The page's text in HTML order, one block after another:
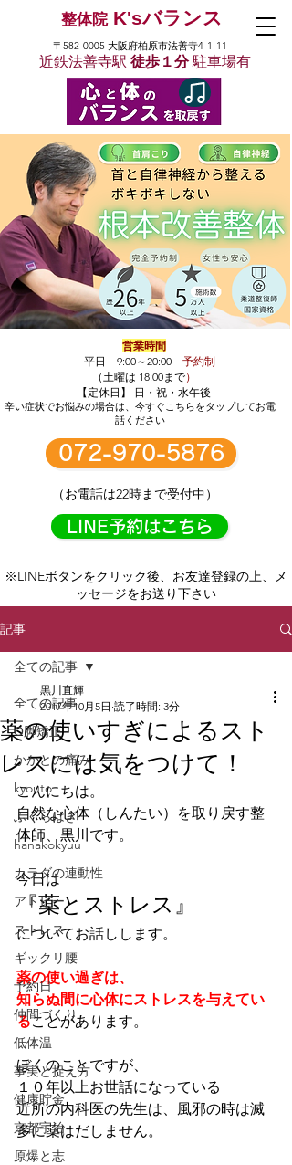
整体院K'sバランス
〒582-0005 大阪府柏原市法善寺4-1-11
近鉄法善寺駅 徒歩１分駐車場有
営業時間
平日 9:00～20:00 予約制
（土曜は 18:00まで）
【定休日】 日・祝・水午後
辛い症状でお悩みの場合は、​今すぐこちらをタップしてお電
話ください
072-970-5876
（お電話は22時まで受付中）
LINE予約はこちら
※LINEボタンをクリック後、お友達登録の上、メ
ッセージをお送り下さい
記事
全ての記事
О脚矯正
かかとの痛み
kyouto
ふくらはぎ
hanakokyuu
カラダの連動性
アトピー
ストレス
ギックリ腰
予約日
仲間づくり
低体温
事実と捉え方
健康貯金
京都宇治
原爆と志
全ての記事
薬の使いすぎによるスト
レスには気をつけて！
黒川直輝
2017年10月5日 読了時間: 3分
こんにちは。
自然な心体（しんたい）を取り戻す整
体師、黒川です。
今日は
『薬とストレス』
についてお話しします。
薬の使い過ぎは、
知らぬ間に心体にストレスを与えてい
ることがあります。
ぼくのことですが、
１０年以上お世話になっている
近所の内科医の先生は、風邪の時は滅
多に薬はだしません。